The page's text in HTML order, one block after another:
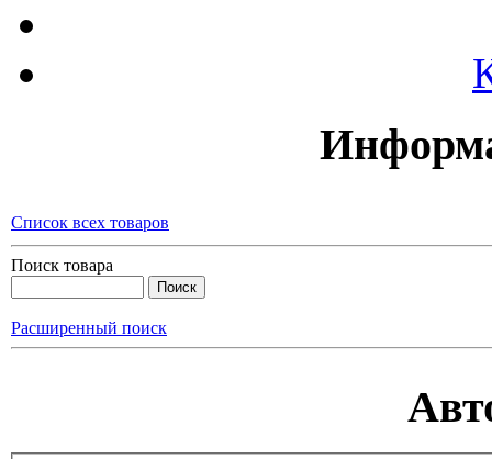
Список всех товаров
Поиск товара
Расширенный поиск